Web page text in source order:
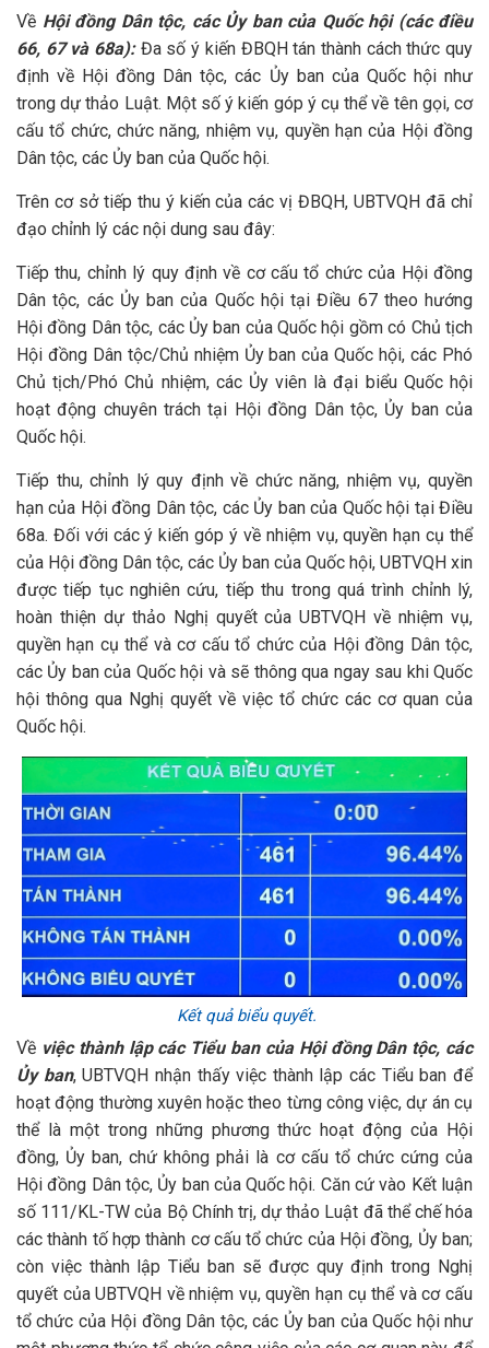
Về Hội đồng Dân tộc, các Ủy ban của Quốc hội (các điều
66, 67 và 68a):Đa số ý kiến ĐBQH tán thành cách thức quy
định về Hội đồng Dân tộc, các Ủy ban của Quốc hội như
trong dự thảo Luật. Một số ý kiến góp ý cụ thể về tên gọi, cơ
cấu tổ chức, chức năng, nhiệm vụ, quyền hạn của Hội đồng
Dân tộc, các Ủy ban của Quốc hội.
Trên cơ sở tiếp thu ý kiến của các vị ĐBQH, UBTVQH đã chỉ
đạo chỉnh lý các nội dung sau đây:
Tiếp thu, chỉnh lý quy định về cơ cấu tổ chức của Hội đồng
Dân tộc, các Ủy ban của Quốc hội tại Điều 67 theo hướng
Hội đồng Dân tộc, các Ủy ban của Quốc hội gồm có Chủ tịch
Hội đồng Dân tộc/Chủ nhiệm Ủy ban của Quốc hội, các Phó
Chủ tịch/Phó Chủ nhiệm, các Ủy viên là đại biểu Quốc hội
hoạt động chuyên trách tại Hội đồng Dân tộc, Ủy ban của
Quốc hội.
Tiếp thu, chỉnh lý quy định về chức năng, nhiệm vụ, quyền
hạn của Hội đồng Dân tộc, các Ủy ban của Quốc hội tại Điều
68a. Đối với các ý kiến góp ý về nhiệm vụ, quyền hạn cụ thể
của Hội đồng Dân tộc, các Ủy ban của Quốc hội, UBTVQH xin
được tiếp tục nghiên cứu, tiếp thu trong quá trình chỉnh lý,
hoàn thiện dự thảo Nghị quyết của UBTVQH về nhiệm vụ,
quyền hạn cụ thể và cơ cấu tổ chức của Hội đồng Dân tộc,
các Ủy ban của Quốc hội và sẽ thông qua ngay sau khi Quốc
hội thông qua Nghị quyết về việc tổ chức các cơ quan của
Quốc hội.
Kết quả biểu quyết.
Về việc thành lập các Tiểu ban của Hội đồng Dân tộc, các
Ủy ban, UBTVQH nhận thấy việc thành lập các Tiểu ban để
hoạt động thường xuyên hoặc theo từng công việc, dự án cụ
thể là một trong những phương thức hoạt động của Hội
đồng, Ủy ban, chứ không phải là cơ cấu tổ chức cứng của
Hội đồng Dân tộc, Ủy ban của Quốc hội. Căn cứ vào Kết luận
số 111/KL-TW của Bộ Chính trị, dự thảo Luật đã thể chế hóa
các thành tố hợp thành cơ cấu tổ chức của Hội đồng, Ủy ban;
còn việc thành lập Tiểu ban sẽ được quy định trong Nghị
quyết của UBTVQH về nhiệm vụ, quyền hạn cụ thể và cơ cấu
tổ chức của Hội đồng Dân tộc, các Ủy ban của Quốc hội như